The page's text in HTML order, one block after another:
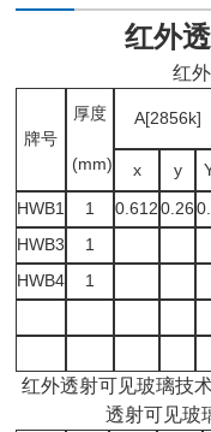
红外
红
牌号
厚度
(mm)
A[2856k]
x y
HWB1
1 0.612 0.26
HWB3
1
HWB4
1
红外透射可
透射可见玻